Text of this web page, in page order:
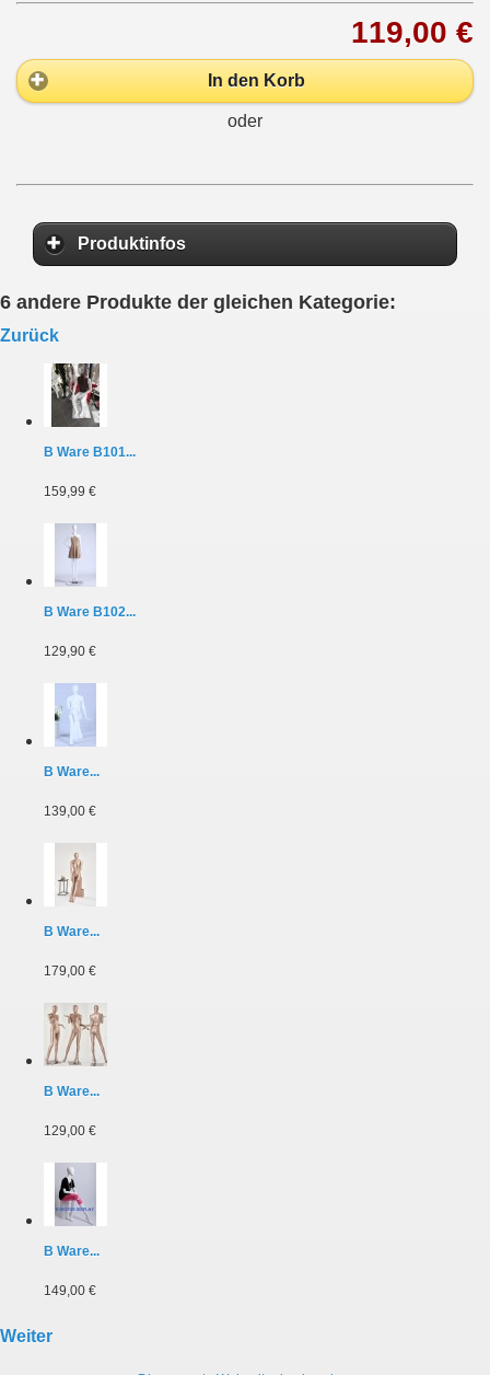
119,00 €
In den Korb
oder
Produktinfos
6 andere Produkte der gleichen Kategorie:
Zurück
B Ware B101...
159,99 €
B Ware B102...
129,90 €
B Ware...
139,00 €
B Ware...
179,00 €
B Ware...
129,00 €
B Ware...
149,00 €
Weiter